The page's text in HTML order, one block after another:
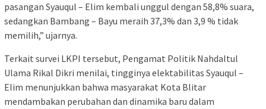
pasangan Syauqul – Elim kembali unggul dengan 58,8% suara,
sedangkan Bambang – Bayu meraih 37,3% dan 3,9 % tidak
memilih,” ujarnya.
Terkait survei LKPI tersebut, Pengamat Politik Nahdaltul
Ulama Rikal Dikri menilai, tingginya elektabilitas Syauqul –
Elim menunjukkan bahwa masyarakat Kota Blitar
mendambakan perubahan dan dinamika baru dalam